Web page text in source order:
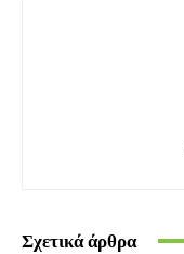
Σχετικά άρθρα